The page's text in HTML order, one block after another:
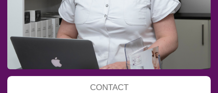
CONTACT